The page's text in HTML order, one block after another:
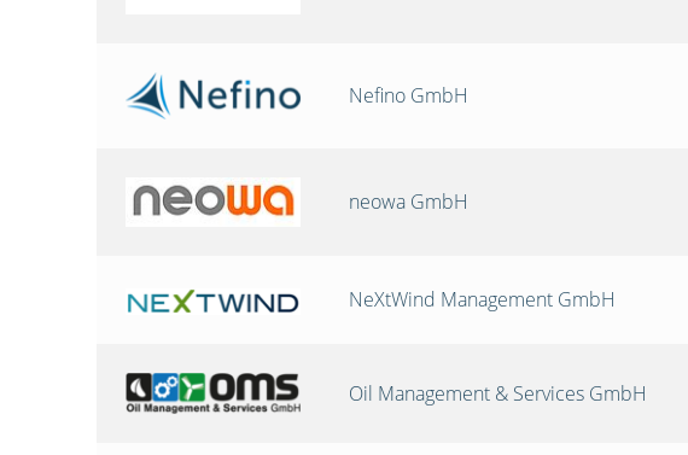
Nefino GmbH
neowa GmbH
NeXtWind Management GmbH
Oil Management & Services GmbH